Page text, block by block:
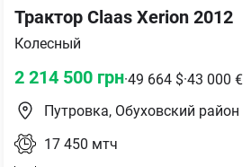
Трактор Claas Xerion 2012
Колесный
2 214 500 грн·49 664 $·43 000 €
Путровка, Обуховский район
17 450 мтч